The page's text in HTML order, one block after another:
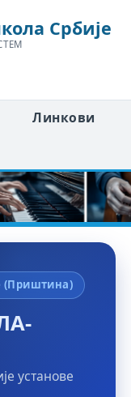
Србије
Линкови
(Приштина)
установе